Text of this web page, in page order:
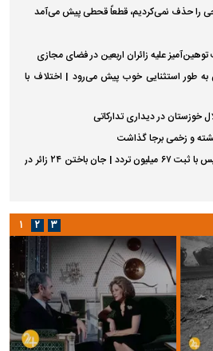
را حذف نمی‌کردیم، قطعاً قحطی پیش می‌آمد
علیه زائران اربعین در فضای مجازی
به طور استثنایی خوب پیش می‌رود | اختلاف با
خوزستان در دیداری تدارکاتی
و زخمی برجا گذاشت
پایان طرح ترافیکی اربعین پلیس با ثبت ۶۷ میلیون تردد | جان باختن ۲۴ زائر در
۱ ۲ ۳